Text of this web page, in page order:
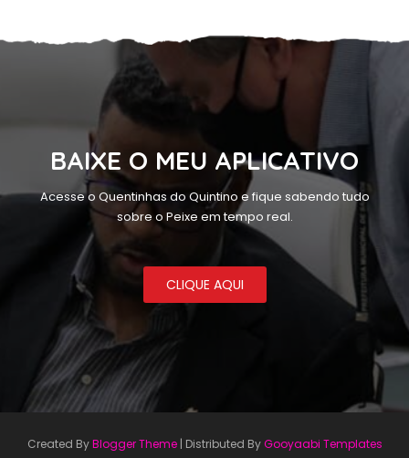
BAIXE O MEU APLICATIVO
Acesse o Quentinhas do Quintino e fique sabendo tudo
sobre o Peixe em tempo real.
CLIQUE AQUI
Created ByBlogger Theme| Distributed ByGooyaabi Templates